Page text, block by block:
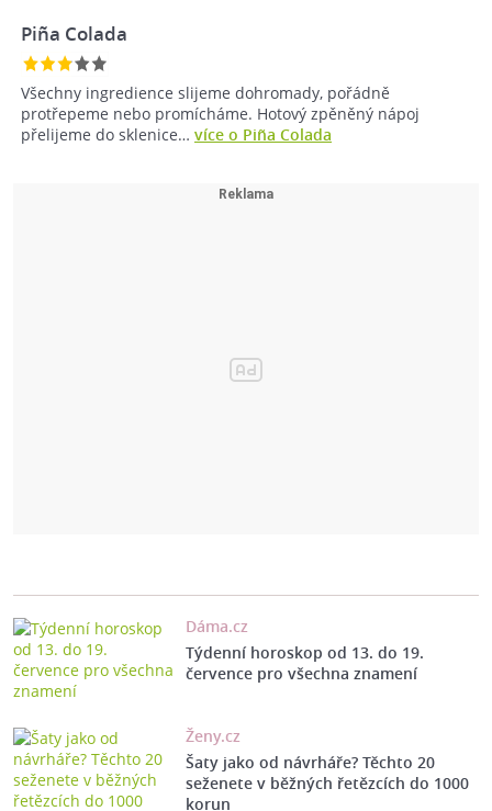
Piña Colada
Všechny ingredience slijeme dohromady, pořádně
protřepeme nebo promícháme. Hotový zpěněný nápoj
přelijeme do sklenice… více o Piña Colada
Dáma.cz
Týdenní horoskop od 13. do 19.
července pro všechna znamení
Ženy.cz
Šaty jako od návrháře? Těchto 20
seženete v běžných řetězcích do 1000
korun